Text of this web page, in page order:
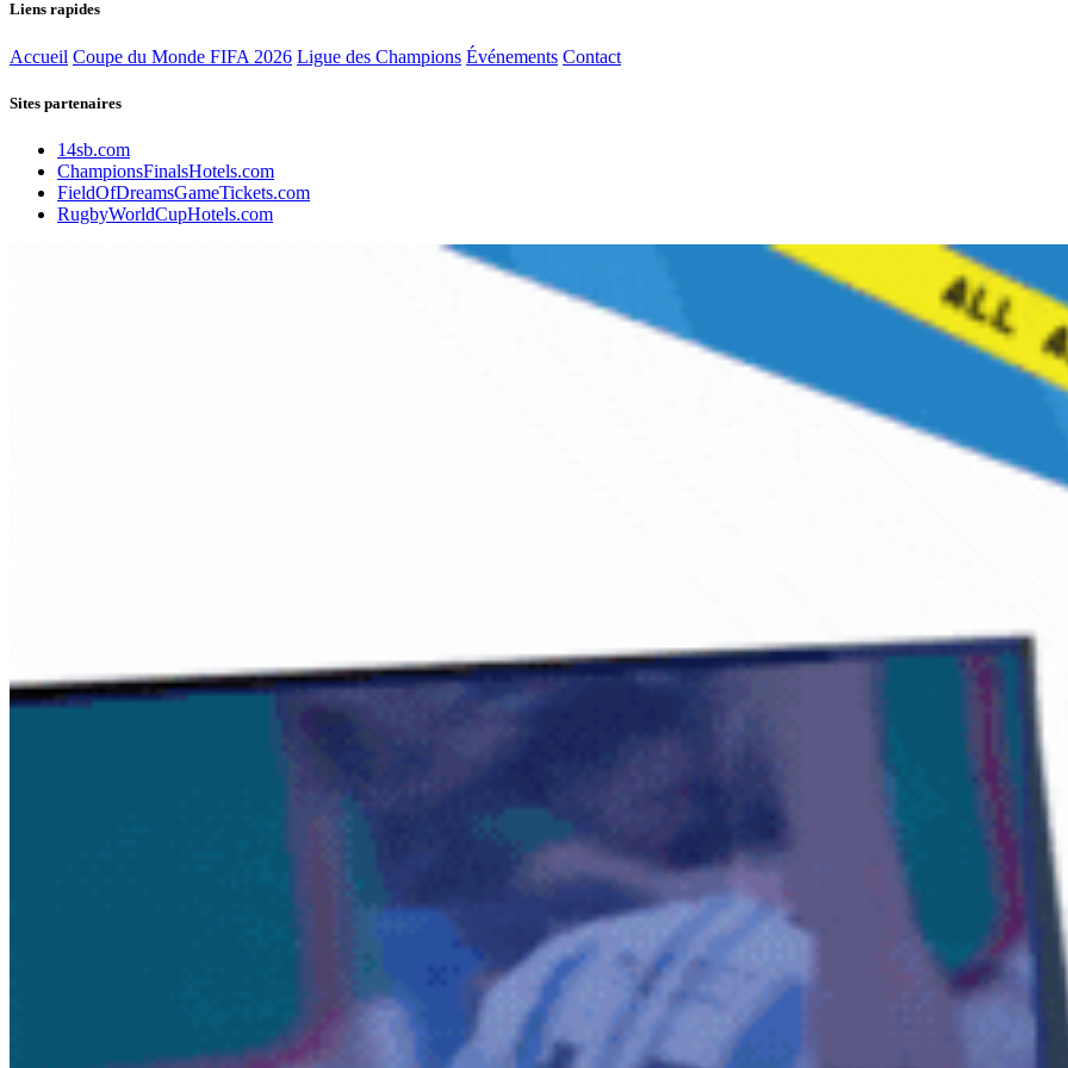
Liens rapides
Accueil Coupe du Monde FIFA 2026 Ligue des Champions Événements Contact
Sites partenaires
14sb.com
ChampionsFinalsHotels.com
FieldOfDreamsGameTickets.com
RugbyWorldCupHotels.com